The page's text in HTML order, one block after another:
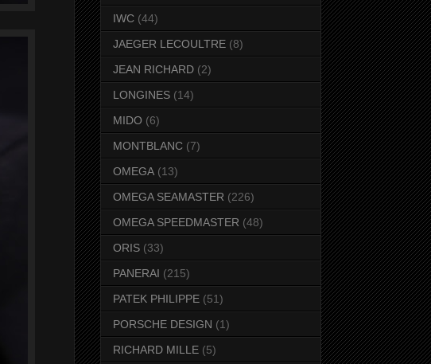
IWC (44)
JAEGER LECOULTRE (8)
JEAN RICHARD (2)
LONGINES (14)
MIDO (6)
MONTBLANC (7)
OMEGA (13)
OMEGA SEAMASTER (226)
OMEGA SPEEDMASTER (48)
ORIS (33)
PANERAI (215)
PATEK PHILIPPE (51)
PORSCHE DESIGN (1)
RICHARD MILLE (5)